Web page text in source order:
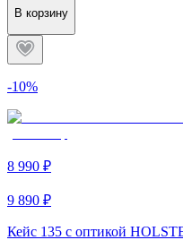
В корзину
-10%
8 990 ₽
9 890 ₽
Кейс 135 с оптикой